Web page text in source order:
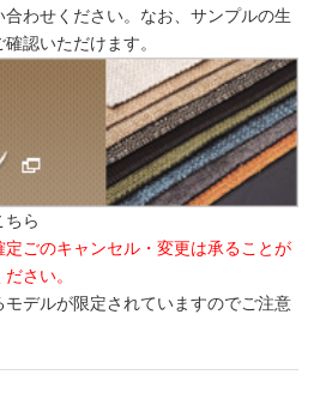
わせください。なお、サンプルの生
認いただけます。
ちら
ごのキャンセル・変更は承ることが
さい。
デルが限定されていますのでご注意